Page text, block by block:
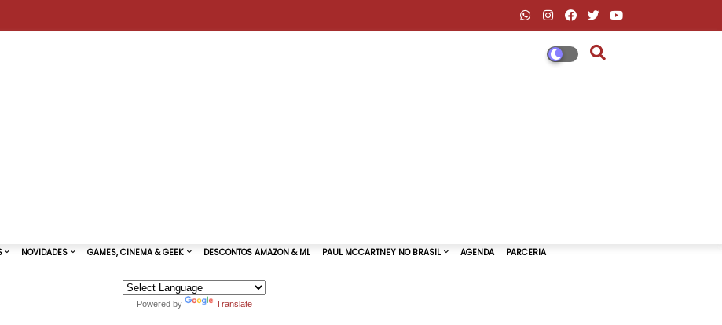
Powered by Translate